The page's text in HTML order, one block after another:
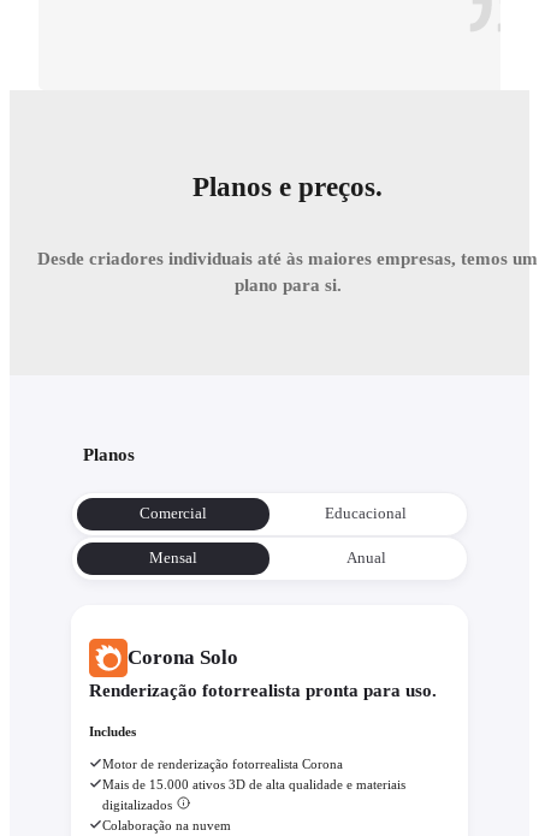
Planos e preços.
Desde criadores individuais até às maiores empresas, temos um
plano para si.
Planos
Comercial Educacional
Mensal Anual
Corona Solo
Renderização fotorrealista pronta para uso.
Includes
Motor de renderização fotorrealista Corona
Mais de 15.000 ativos 3D de alta qualidade e materiais
digitalizados
Colaboração na nuvem